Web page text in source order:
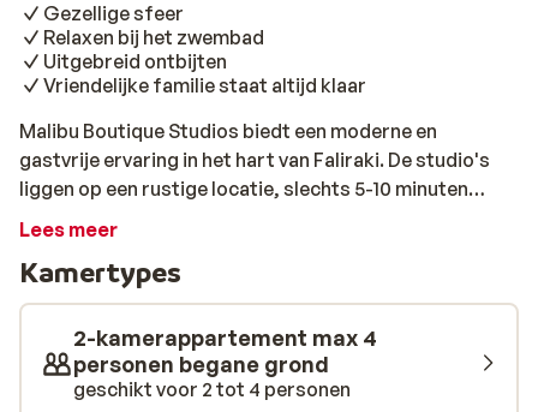
Gezellige sfeer
Relaxen bij het zwembad
Uitgebreid ontbijten
Vriendelijke familie staat altijd klaar
Malibu Boutique Studios biedt een moderne en
gastvrije ervaring in het hart van Faliraki. De studio's
liggen op een rustige locatie, slechts 5-10 minuten
lopen van zowel het levendige centrum als het
om te ontspannen na een dag aan het strand of het
verkennen van de lokale omgeving. Elke studio is recent
gerenoveerd en stijlvol ingericht, voorzien van een
kitchenette en een ruim balkon om optimaal te genieten
van de zon. De warme, persoonlijke service van de
Lees meer
Kamertypes
2-kamerappartement max 4
personen begane grond
geschikt voor 2 tot 4 personen